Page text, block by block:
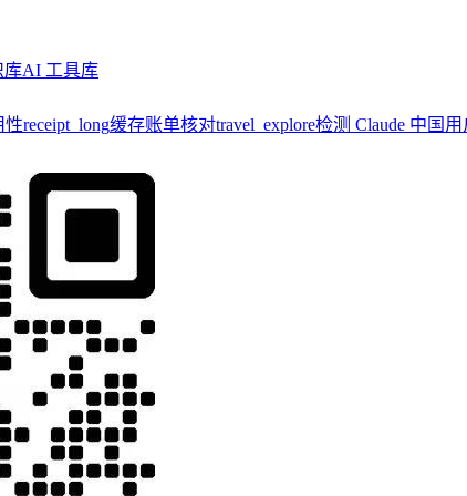
库AI 工具库
性receipt_long缓存账单核对travel_explore检测 Claude 中国用